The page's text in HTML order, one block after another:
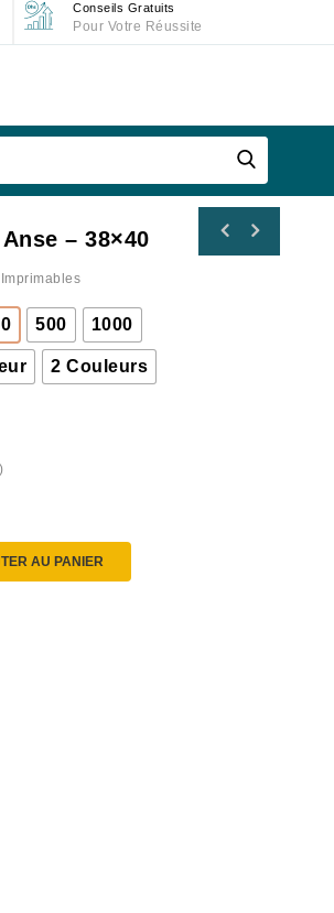
Conseils Gratuits
Pour Votre Réussite
– 38×40
Imprimables
500 1000
2 Couleurs
AU PANIER